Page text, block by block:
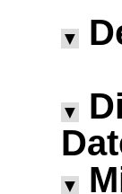
▼
▼
▼